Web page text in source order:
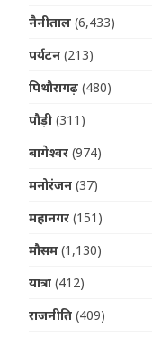
नैनीताल (6,433)
पर्यटन (213)
पिथौरागढ़ (480)
पौड़ी (311)
बागेश्वर (974)
मनोरंजन (37)
महानगर (151)
मौसम (1,130)
यात्रा (412)
राजनीति (409)